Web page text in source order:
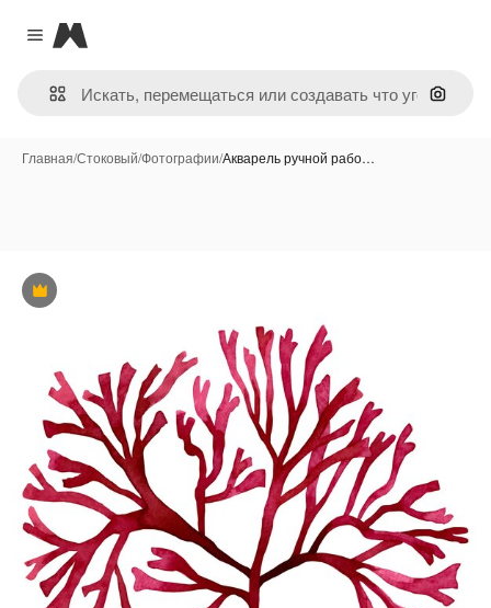
Close menu
Magnific
Поиск
Главная/Стоковый/Фотографии/Акварель ручной рабо…
Премиум